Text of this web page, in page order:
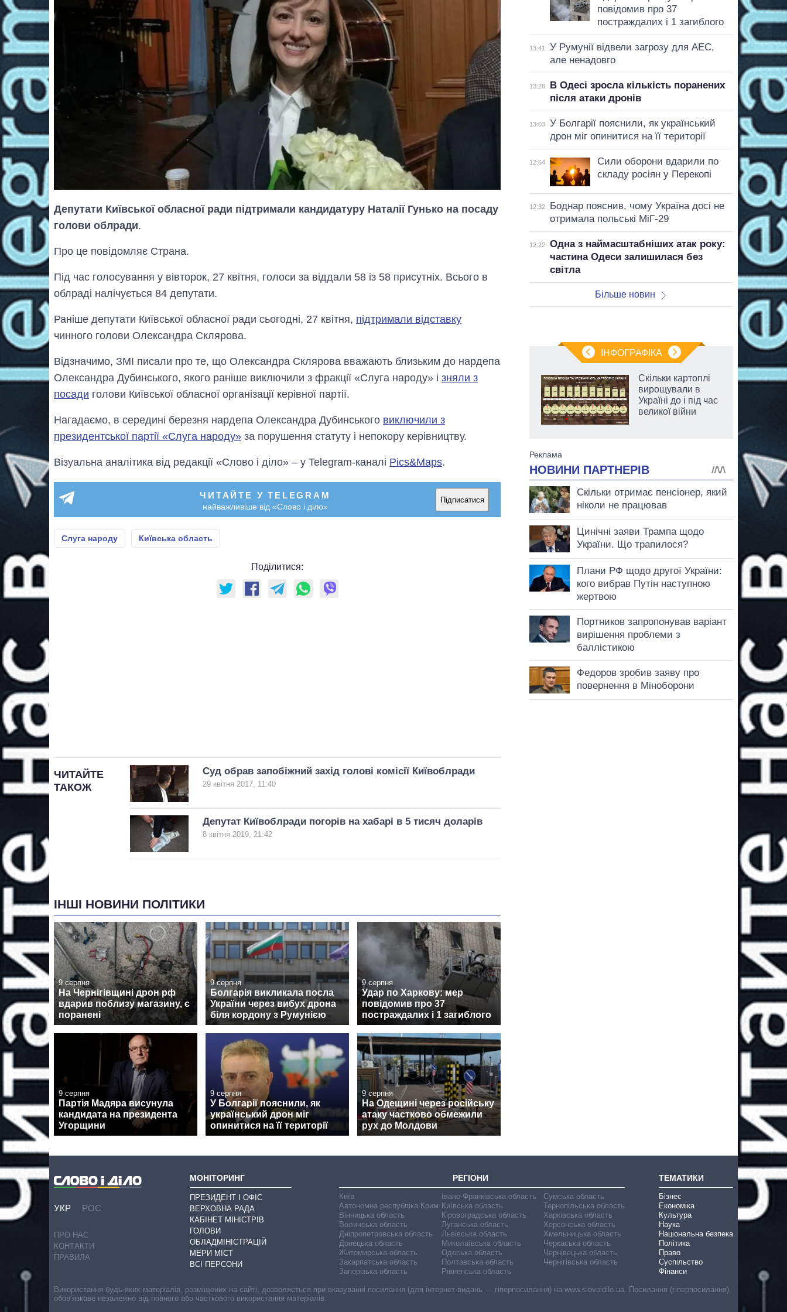
Депутати Київської обласної ради підтримали кандидатуру Наталії Гунько на посаду
голови облради.
Про це повідомляє Страна.
Під час голосування у вівторок, 27 квітня, голоси за віддали 58 із 58 присутніх. Всього в
облраді налічується 84 депутати.
Раніше депутати Київської обласної ради сьогодні, 27 квітня, підтримали відставку
чинного голови Олександра Склярова.
Відзначимо, ЗМІ писали про те, що Олександра Склярова вважають близьким до нардепа
Олександра Дубинського, якого раніше виключили з фракції «Слуга народу» і зняли з
посади голови Київської обласної організації керівної партії.
Нагадаємо, в середині березня нардепа Олександра Дубинського виключили з
президентської партії «Слуга народу» за порушення статуту і непокору керівництву.
Візуальна аналітика від редакції «Слово і діло» – у Telegram-каналі Pics&Maps.
ЧИТАЙТЕ У TELEGRAM
найважливіше від «Слово і діло»
Підписатися
Слуга народу Київська область
Поділитися:
ЧИТАЙТЕ
ТАКОЖ
Суд обрав запобіжний захід голові комісії Київоблради
29 квітня 2017, 11:40
Депутат Київоблради погорів на хабарі в 5 тисяч доларів
8 квітня 2019, 21:42
ІНШІ НОВИНИ ПОЛІТИКИ
9 серпня
На Чернігівщині дрон рф
вдарив поблизу магазину, є
поранені
9 серпня
Болгарія викликала посла
України через вибух дрона
біля кордону з Румунією
9 серпня
Удар по Харкову: мер
повідомив про 37
постраждалих і 1 загиблого
9 серпня
Партія Мадяра висунула
кандидата на президента
Угорщини
9 серпня
У Болгарії пояснили, як
український дрон міг
опинитися на її території
9 серпня
На Одещині через російську
атаку частково обмежили
рух до Молдови
повідомив про 37
постраждалих і 1 загиблого
13:41
У Румунії відвели загрозу для АЕС,
але ненадовго
13:28
В Одесі зросла кількість поранених
після атаки дронів
13:03
У Болгарії пояснили, як український
дрон міг опинитися на її території
12:54
Сили оборони вдарили по
складу росіян у Перекопі
12:32
Боднар пояснив, чому Україна досі не
отримала польські МіГ-29
12:22
Одна з наймасштабніших атак року:
частина Одеси залишилася без
світла
Більше новин
ІНФОГРАФІКА
Як змінився
років війни з
росією
Скільки картоплі
вирощували в
Україні до і під час
великої війни
УКР РОС
ПРО НАС
КОНТАКТИ
ПРАВИЛА
МОНІТОРИНГ
ПРЕЗИДЕНТ І ОФІС
ВЕРХОВНА РАДА
КАБІНЕТ МІНІСТРІВ
ГОЛОВИ
ОБЛАДМІНІСТРАЦІЙ
МЕРИ МІСТ
ВСІ ПЕРСОНИ
РЕГІОНИ
Київ
Автономна республіка Крим
Вінницька область
Волинська область
Дніпропетровська область
Донецька область
Житомирська область
Закарпатська область
Запорізька область
Івано-Франківська область
Київська область
Кіровоградська область
Луганська область
Львівська область
Миколаївська область
Одеська область
Полтавська область
Рівненська область
Сумська область
Тернопільська область
Харківська область
Херсонська область
Хмельницька область
Черкаська область
Чернівецька область
Чернігівська область
ТЕМАТИКИ
Бізнес
Економіка
Культура
Наука
Національна безпека
Політика
Право
Суспільство
Фінанси
Використання будь-яких матеріалів, розміщених на сайті, дозволяється при вказуванні посилання (для інтернет-видань — гіперпосилання) на www.slovoidilo.ua. Посилання (гіперпосилання)
обов’язкове незалежно від повного або часткового використання матеріалів.